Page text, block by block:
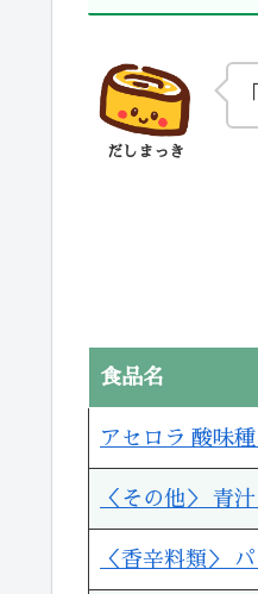
だしまっき
食品名
アセロラ 酸味
＜その他＞ 青
＜香辛料類＞